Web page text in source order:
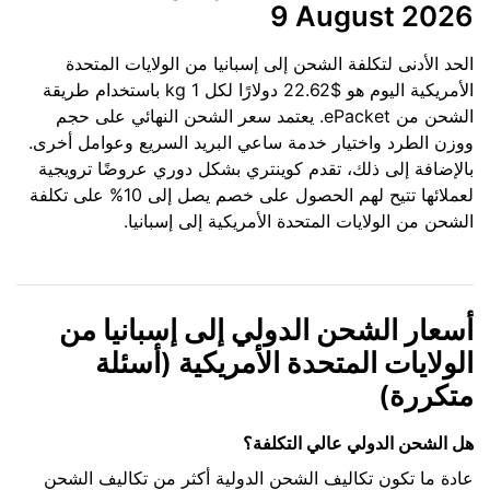
9 August 2026
الحد الأدنى لتكلفة الشحن إلى إسبانيا من الولايات المتحدة
الأمريكية اليوم هو $22.62 دولارًا لكل 1 kg باستخدام طريقة
الشحن من ePacket. يعتمد سعر الشحن النهائي على حجم
ووزن الطرد واختيار خدمة ساعي البريد السريع وعوامل أخرى.
بالإضافة إلى ذلك، تقدم كوينتري بشكل دوري عروضًا ترويجية
لعملائها تتيح لهم الحصول على خصم يصل إلى 10% على تكلفة
الشحن من الولايات المتحدة الأمريكية إلى إسبانيا.
أسعار الشحن الدولي إلى إسبانيا من
الولايات المتحدة الأمريكية (أسئلة
متكررة)
هل الشحن الدولي عالي التكلفة؟
عادة ما تكون تكاليف الشحن الدولية أكثر من تكاليف الشحن